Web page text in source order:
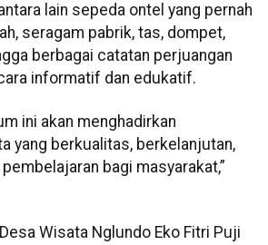
lain sepeda ontel yang pernah
seragam pabrik, tas, dompet,
berbagai catatan perjuangan
informatif dan edukatif.
ini akan menghadirkan
yang berkualitas, berkelanjutan,
bagi masyarakat,”
Wisata Nglundo Eko Fitri Puji